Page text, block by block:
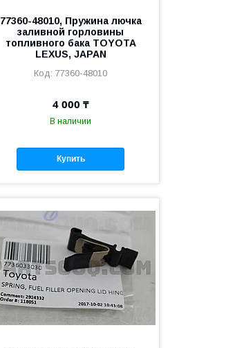
77360-48010, Пружина лючка
заливной горловины
топливного бака TOYOTA
LEXUS, JAPAN
77360-48010
4 000 ₸
В наличии
Купить